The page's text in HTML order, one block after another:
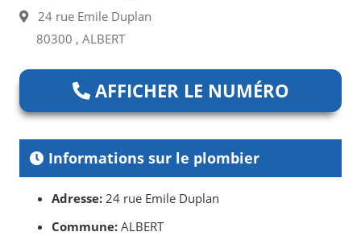
24 rue Emile Duplan
80300 , ALBERT
AFFICHER LE NUMÉRO
Informations sur le plombier
Adresse: 24 rue Emile Duplan
Commune: ALBERT